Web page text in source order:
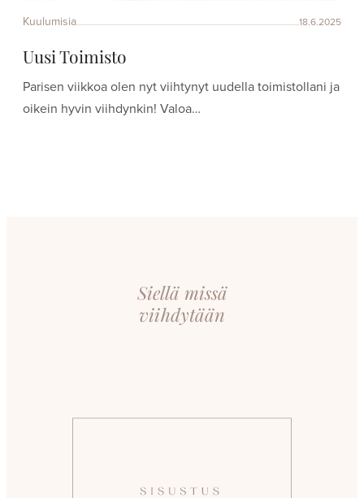
Kuulumisia 18.6.2025
Uusi Toimisto
Parisen viikkoa olen nyt viihtynyt uudella toimistollani ja
oikein hyvin viihdynkin! Valoa…
Siellä missä
viihdytään